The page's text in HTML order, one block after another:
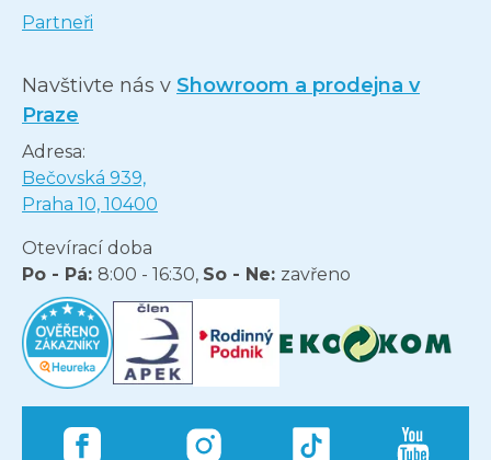
Partneři
Navštivte nás v Showroom a prodejna v
Praze
Adresa:
Bečovská 939,
Praha 10, 10400
Otevírací doba
Po - Pá: 8:00 - 16:30, So - Ne: zavřeno